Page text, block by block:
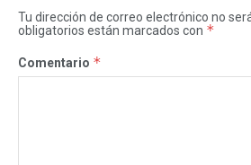
Tu dirección de correo electrónico no
obligatorios están marcados con *
Comentario *